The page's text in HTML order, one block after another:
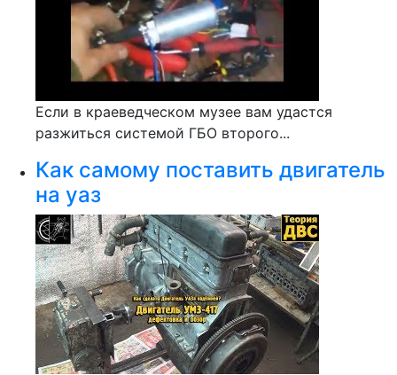
Если в краеведческом музее вам удастся
разжиться системой ГБО второго...
Как самому поставить двигатель
на уаз